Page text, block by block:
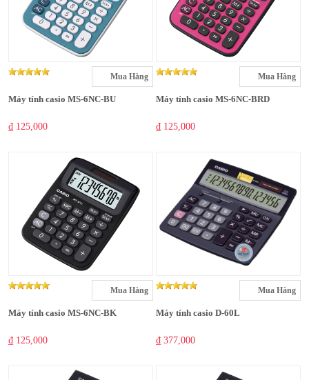
Mua Hàng
Máy tính casio MS-6NC-BU
₫ 125,000
Mua Hàng
Máy tính casio MS-6NC-BRD
₫ 125,000
Mua Hàng
Máy tính casio MS-6NC-BK
₫ 125,000
Mua Hàng
Máy tính casio D-60L
₫ 377,000